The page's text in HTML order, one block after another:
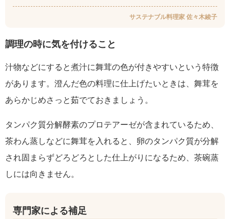
サステナブル料理家 佐々木綾子
調理の時に気を付けること
汁物などにすると煮汁に舞茸の色が付きやすいという特徴
があります。澄んだ色の料理に仕上げたいときは、舞茸を
あらかじめさっと茹でておきましょう。
タンパク質分解酵素のプロテアーゼが含まれているため、
茶わん蒸しなどに舞茸を入れると、卵のタンパク質が分解
され固まらずどろどろとした仕上がりになるため、茶碗蒸
しには向きません。
専門家による補足